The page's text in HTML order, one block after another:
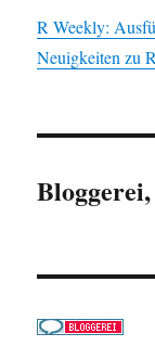
R Weekly:
Neuigkeiten zu